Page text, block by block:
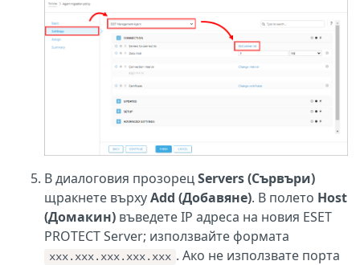
В диалоговия прозорецServers (Сървъри)
щракнете върхуAdd (Добавяне). В полето Host
(Домакин) въведете IP адреса на новия ESET
PROTECT Server; използвайте формата
xxx.xxx.xxx.xxx.xxx . Ако не използвате порта